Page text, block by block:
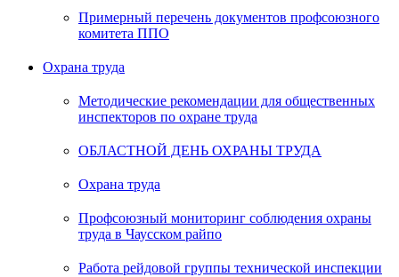
Примерный перечень документов профсоюзного
комитета ППО
Охрана труда
Методические рекомендации для общественных
инспекторов по охране труда
ОБЛАСТНОЙ ДЕНЬ ОХРАНЫ ТРУДА
Охрана труда
Профсоюзный мониторинг соблюдения охраны
труда в Чаусском райпо
Работа рейдовой группы технической инспекции